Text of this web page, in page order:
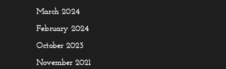
March 2024
February 2024
October 2023
November 2021